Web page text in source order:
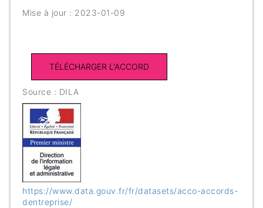
Mise à jour : 2023-01-09
Source : DILA
https://www.data.gouv.fr/fr/datasets/acco-accords-
dentreprise/